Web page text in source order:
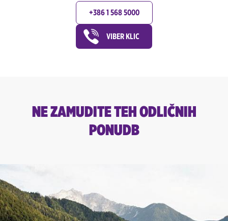
+386 1 568 5000
VIBER KLIC
NE ZAMUDITE TEH ODLIČNIH
PONUDB